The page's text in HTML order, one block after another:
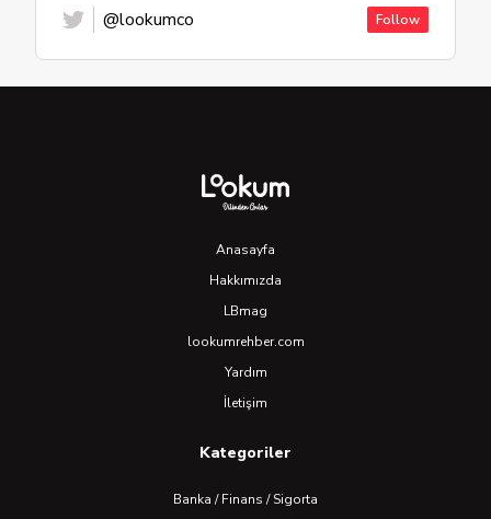
@lookumco Follow
Anasayfa
Hakkımızda
LBmag
lookumrehber.com
Yardım
İletişim
Kategoriler
Banka / Finans / Sigorta